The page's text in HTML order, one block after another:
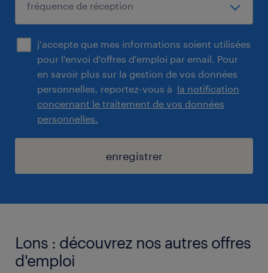
j'accepte que mes informations soient utilisées
pour l'envoi d'offres d'emploi par email. Pour
en savoir plus sur la gestion de vos données
personnelles, reportez-vous à la notification
concernant le traitement de vos données
personnelles.
enregistrer
Lons : découvrez nos autres offres
d'emploi